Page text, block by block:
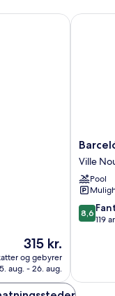
Prisen
315 kr.
315 kr.
og gebyrer
aug. - 26. aug.
Barceló
Fès
Medina
Ville
Ville
Pool
8.6
ud
8,6
119
Barceló